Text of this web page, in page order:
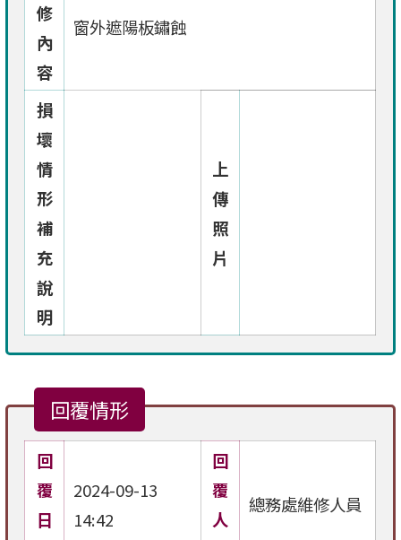
修
內
容
窗外遮陽板鏽蝕
損
壞
情
形
補
充
說
明
上
傳
照
片
回覆情形
回
覆
日
2024-09-13
14:42
回
覆
人
總務處維修人員